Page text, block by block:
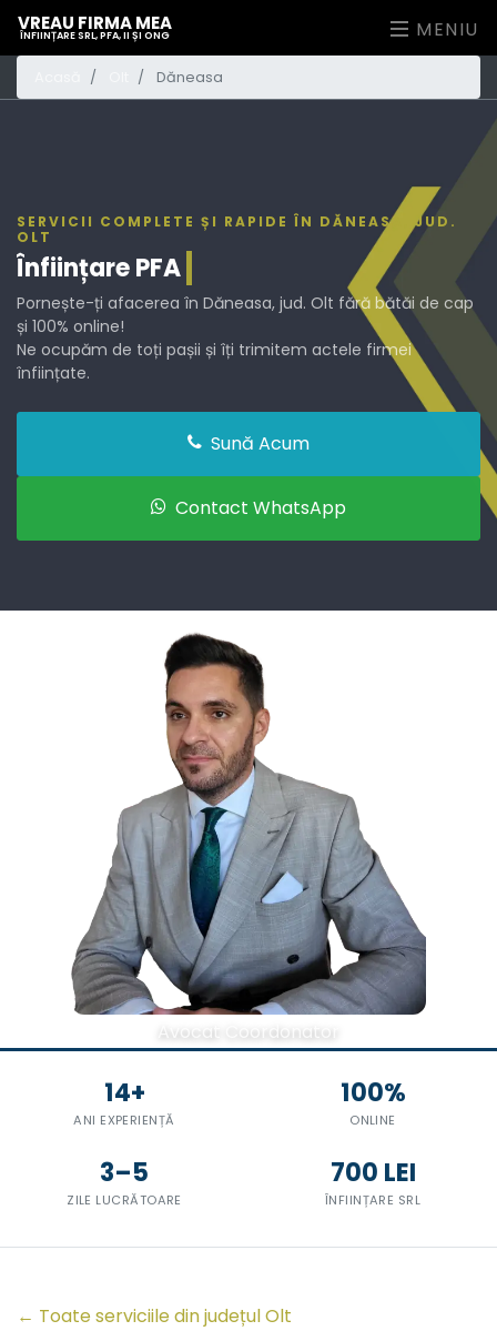
VREAU FIRMA MEA
ÎNFIINȚARE SRL, PFA, II ȘI ONG MENIU
Dăneasa
SERVICII COMPLETE ȘI RAPIDE ÎN DĂNEASA, JUD.
OLT
ÎnființarePFA
Pornește-ți afacerea în Dăneasa, jud. Olt fără bătăi de cap
și 100% online!
Ne ocupăm de toți pașii și îți trimitem actele firmei
înființate.
Sună Acum
Contact WhatsApp
Avocat Coordonator
14+
ANI EXPERIENȚĂ
100%
ONLINE
3–5
ZILE LUCRĂTOARE
700 LEI
ÎNFIINȚARE SRL
← Toate serviciile din județul Olt